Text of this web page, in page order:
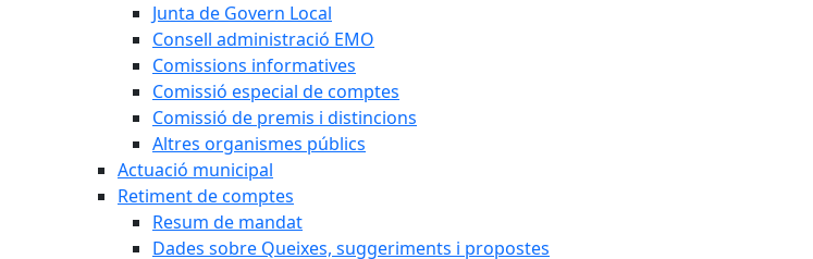
Junta de Govern Local
Consell administració EMO
Comissions informatives
Comissió especial de comptes
Comissió de premis i distincions
Altres organismes públics
Actuació municipal
Retiment de comptes
Resum de mandat
Dades sobre Queixes, suggeriments i propostes